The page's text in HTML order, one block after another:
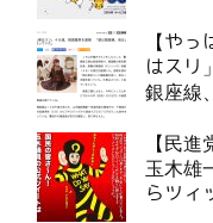
【や
はスリ
銀座線
【民
玉木雄
らツィ